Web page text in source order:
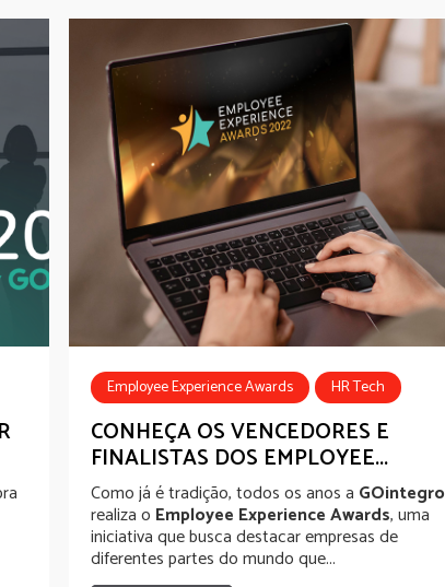
Employee Experience Awards
HR Tech
Bem-estar
Well-being Experience
App Comunicação Interna
CONHEÇA OS VENCEDORES E
FINALISTAS DOS EMPLOYEE...
Como já é tradição, todos os anos a GOintegro
realiza o Employee Experience Awards, uma
iniciativa que busca destacar empresas de
diferentes partes do mundo que...